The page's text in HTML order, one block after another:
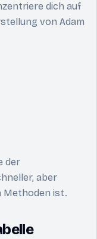
dich auf
von Adam
der
aber
Methoden ist.